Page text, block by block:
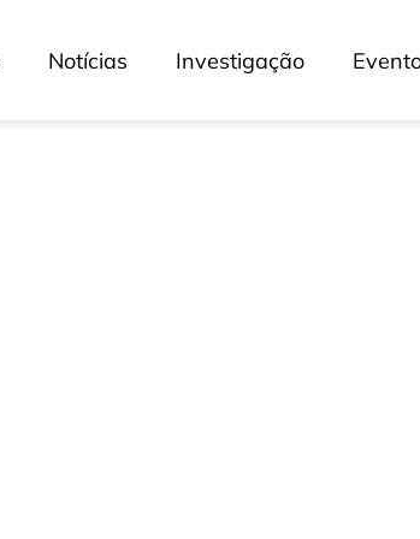
Notícias Investigação